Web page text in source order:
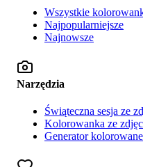
Wszystkie
Najpopularniejsze
Najnowsze
Narzędzia
Świąteczna sesja ze
Kolorowanka ze
Generator